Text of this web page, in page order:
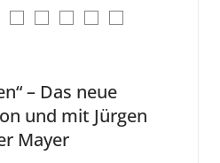
– Das neue
und mit Jürgen
Mayer